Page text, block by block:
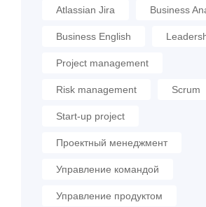
Atlassian Jira Business
Business English
Project management
Risk management Scrum
Start-up project
Проектный менеджмент
Управление командой
Управление продуктом